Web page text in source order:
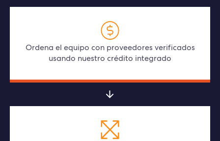
Ordena el equipo con proveedores verificados
usando nuestro crédito integrado